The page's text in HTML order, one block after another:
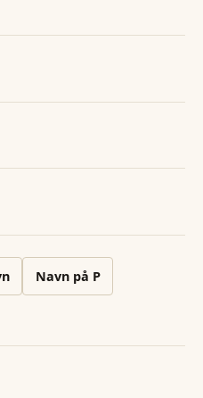
Navn på P